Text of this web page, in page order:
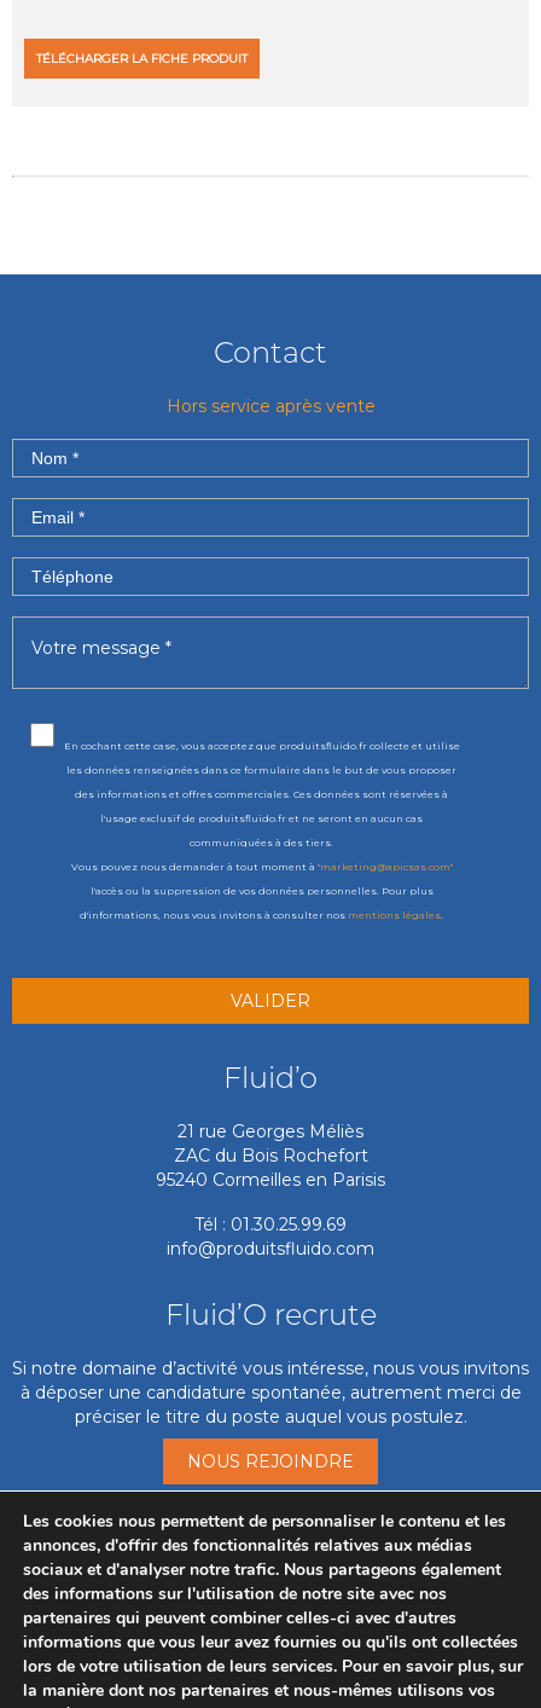
TÉLÉCHARGER LA FICHE PRODUIT
Contact
Hors service après vente
En cochant cette case, vous acceptez que produitsfluido.fr collecte et utilise
les données renseignées dans ce formulaire dans le but de vous proposer
des informations et offres commerciales. Ces données sont réservées à
l'usage exclusif de produitsfluido.fr et ne seront en aucun cas
communiquées à des tiers.
Vous pouvez nous demander à tout moment à "marketing@apicsas.com"
l'accès ou la suppression de vos données personnelles. Pour plus
d'informations, nous vous invitons à consulter nos mentions légales
Fluid’o
21 rue Georges Méliès
ZAC du Bois Rochefort
95240 Cormeilles en Parisis
Tél : 01.30.25.99.69
info@produitsfluido.com
Fluid’O recrute
Si notre domaine d’activité vous intéresse, nous vous invitons
à déposer une candidature spontanée, autrement merci de
préciser le titre du poste auquel vous postulez.
NOUS REJOINDRE
Mise en service
Pour activer la mise en service,
pour prise de rendez-vous par téléphone :
01.30.25.99.69 ou en remplissant le formulaire
PRENDRE RENDEZ-VOUS
Les cookies nous permettent de personnaliser le contenu et les
annonces, d'offrir des fonctionnalités relatives aux médias
sociaux et d'analyser notre trafic. Nous partageons également
des informations sur l'utilisation de notre site avec nos
partenaires qui peuvent combiner celles-ci avec d'autres
informations que vous leur avez fournies ou qu'ils ont collectées
lors de votre utilisation de leurs services. Pour en savoir plus, sur
la manière dont nos partenaires et nous-mêmes utilisons vos